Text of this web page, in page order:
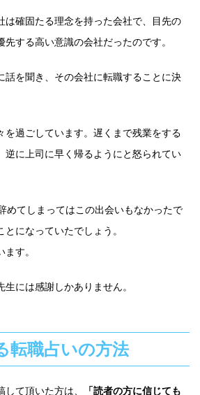
は確固たる理念を持った会社で、目先の
する高い意識の会社だったのです。
話を聞き、その会社に転職することに決
を過ごしています。遅くまで残業をする
逆に上司に早く帰るようにと怒られてい
めてしまってはこの出会いもなかったで
になっていたでしょう。
す。
には感謝しかありません。
転職占いの方法
て頂いた方は、 「読者の方に信じても